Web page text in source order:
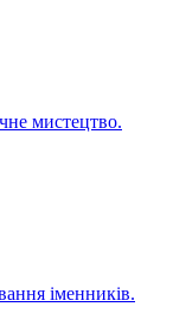
мистецтво.
іменників.